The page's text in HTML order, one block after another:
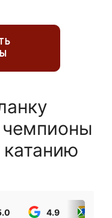
чемпионы
4.9